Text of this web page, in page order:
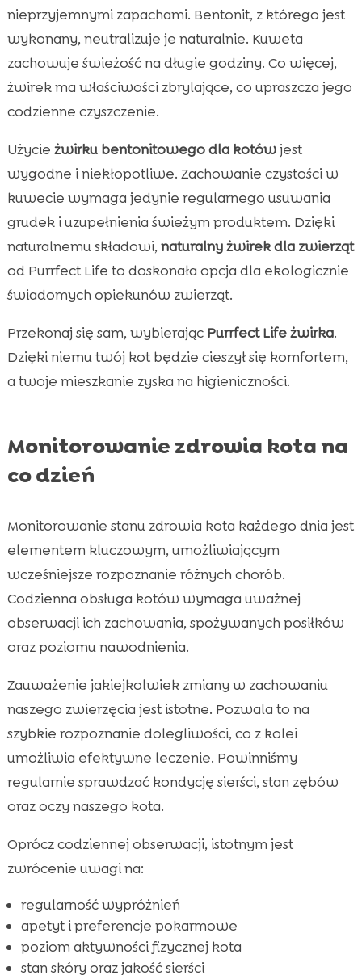
nieprzyjemnymi zapachami. Bentonit, z którego jest
wykonany, neutralizuje je naturalnie. Kuweta
zachowuje świeżość na długie godziny. Co więcej,
żwirek ma właściwości zbrylające, co upraszcza jego
codzienne czyszczenie.
Użycie żwirku bentonitowego dla kotówjest
wygodne i niekłopotliwe. Zachowanie czystości w
kuwecie wymaga jedynie regularnego usuwania
grudek i uzupełnienia świeżym produktem. Dzięki
naturalnemu składowi, naturalny żwirek dla zwierząt
od Purrfect Life to doskonała opcja dla ekologicznie
świadomych opiekunów zwierząt.
Przekonaj się sam, wybierając Purrfect Life żwirka.
Dzięki niemu twój kot będzie cieszył się komfortem,
a twoje mieszkanie zyska na higieniczności.
Monitorowanie zdrowia kota na
co dzień
Monitorowanie stanu zdrowia kota każdego dnia jest
elementem kluczowym, umożliwiającym
wcześniejsze rozpoznanie różnych chorób.
Codzienna obsługa kotów wymaga uważnej
obserwacji ich zachowania, spożywanych posiłków
oraz poziomu nawodnienia.
Zauważenie jakiejkolwiek zmiany w zachowaniu
naszego zwierzęcia jest istotne. Pozwala to na
szybkie rozpoznanie dolegliwości, co z kolei
umożliwia efektywne leczenie. Powinniśmy
regularnie sprawdzać kondycję sierści, stan zębów
oraz oczy naszego kota.
Oprócz codziennej obserwacji, istotnym jest
zwrócenie uwagi na:
regularność wypróżnień
apetyt i preferencje pokarmowe
poziom aktywności fizycznej kota
stan skóry oraz jakość sierści